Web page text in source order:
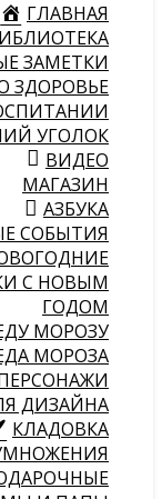
ГЛАВНАЯ
ЗАМЕТКИ
ЗДОРОВЬЕ
УГОЛОК
ВИДЕО
МАГАЗИН
АЗБУКА
СОБЫТИЯ
С НОВЫМ
ГОДОМ
МОРОЗУ
МОРОЗА
ДИЗАЙНА
КЛАДОВКА